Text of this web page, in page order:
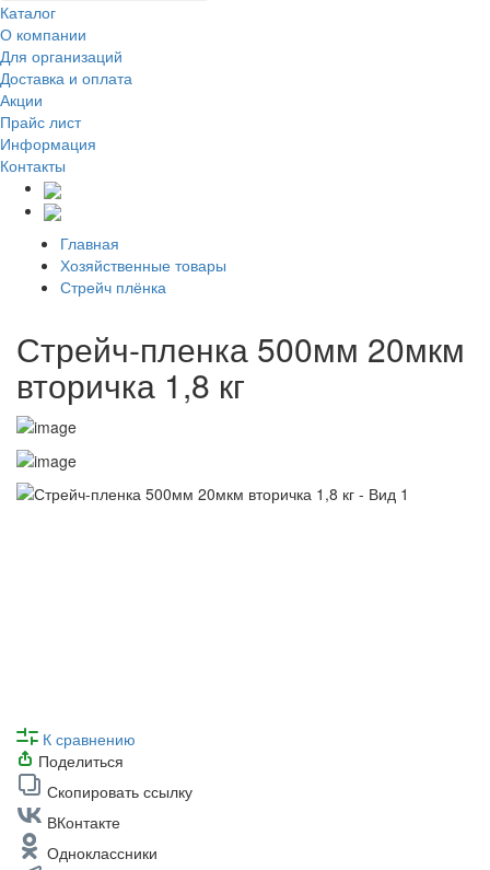
Каталог
О компании
Для организаций
Доставка и оплата
Акции
Прайс лист
Информация
Контакты
Главная
Хозяйственные товары
Стрейч плёнка
Стрейч-пленка 500мм 20мкм
вторичка 1,8 кг
К сравнению
Поделиться
Скопировать ссылку
ВКонтакте
Одноклассники